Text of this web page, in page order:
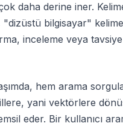
daha derine iner.
"dizüstü bilgisayar"
inceleme veya tavsiye
hem arama
yani vektörlere
eder. Bir kullanıcı